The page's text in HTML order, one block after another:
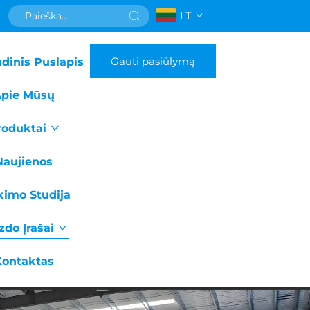
LT
Puslapis
Mūsų
Studija
Įrašai
Gauti pasiūlymą